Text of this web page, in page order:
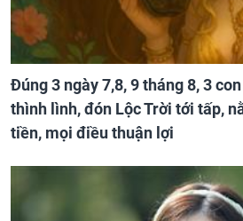
Đúng 3 ngày 7,8, 9 tháng 8, 3
thình lình, đón Lộc Trời tới tấp,
tiền, mọi điều thuận lợi